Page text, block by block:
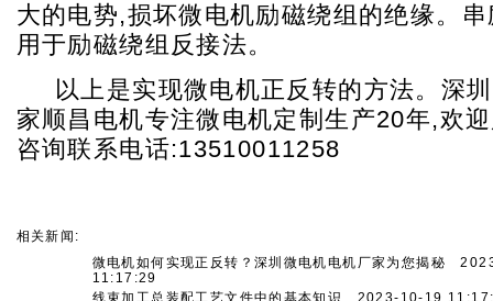
大的电势,损坏微电机励磁绕组的绝缘。
用于励磁绕组反接法。
以上是实现微电机正反转的方法。深
家顺昌电机专注微电机定制生产20年,欢
咨询联系电话:13510011258
相关新闻:
微电机如何实现正反转？深圳微电机电机厂家为您揭秘
11:17:29
线束加工总装配工艺文件中的基本知识
2023-10-19